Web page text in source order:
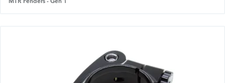
MTR Fenders - Gen 1